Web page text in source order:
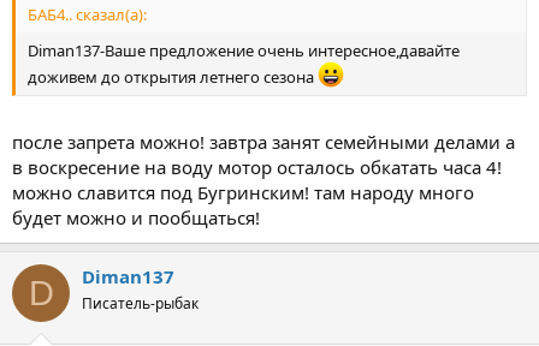
БАБ4.. сказал(а):
Diman137-Ваше предложение очень интересное,давайте
доживем до открытия летнего сезона
после запрета можно! завтра занят семейными делами а
в воскресение на воду мотор осталось обкатать часа 4!
можно славится под Бугринским! там народу много
будет можно и пообщаться!
D Diman137
Писатель-рыбак